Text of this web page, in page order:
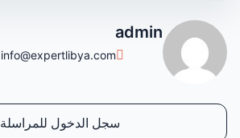
admin
info@expertlibya.com
سجل الدخول للمراسلة